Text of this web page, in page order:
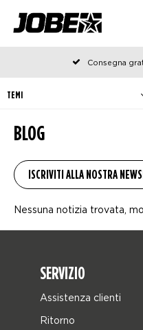
Consegna
Ordinato prima delle
BLOG
TEMI
Nessuna notizia trovata,
SERVIZIO
Assistenza clienti
Ritorno